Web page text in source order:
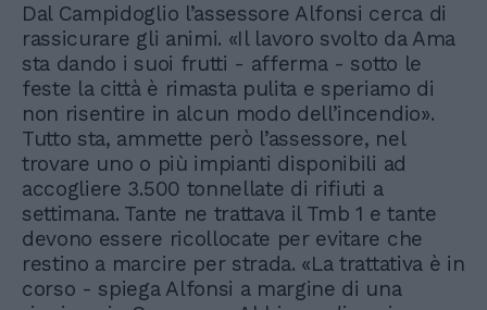
Dal Campidoglio l’assessore Alfonsi cerca di
rassicurare gli animi. «Il lavoro svolto da Ama
sta dando i suoi frutti - afferma - sotto le
feste la città è rimasta pulita e speriamo di
non risentire in alcun modo dell’incendio».
Tutto sta, ammette però l’assessore, nel
trovare uno o più impianti disponibili ad
accogliere 3.500 tonnellate di rifiuti a
settimana. Tante ne trattava il Tmb 1 e tante
devono essere ricollocate per evitare che
restino a marcire per strada. «La trattativa è in
corso - spiega Alfonsi a margine di una